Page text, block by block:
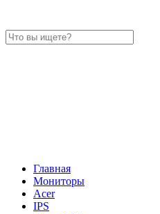
Главная
Мониторы
Acer
IPS